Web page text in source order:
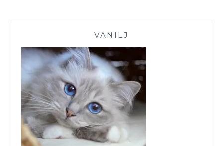
VANILJ